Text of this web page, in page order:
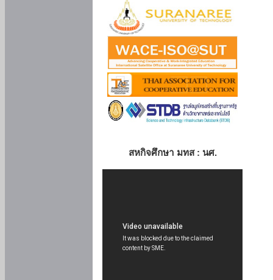
สหกิจศึกษา มทส : นศ.